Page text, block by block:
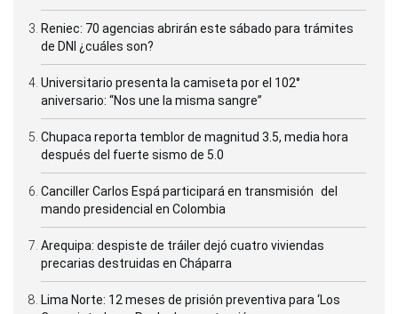
Reniec: 70 agencias abrirán este sábado para trámites
de DNI ¿cuáles son?
Universitario presenta la camiseta por el 102°
aniversario: “Nos une la misma sangre”
Chupaca reporta temblor de magnitud 3.5, media hora
después del fuerte sismo de 5.0
Canciller Carlos Espá participará en transmisión del
mando presidencial en Colombia
Arequipa: despiste de tráiler dejó cuatro viviendas
precarias destruidas en Cháparra
Lima Norte: 12 meses de prisión preventiva para ‘Los